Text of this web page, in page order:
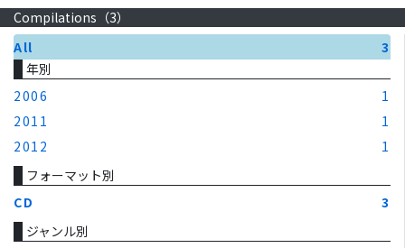
Compilations（3）
All
3
年別
2006
1
2011
1
2012
1
フォーマット別
CD
3
ジャンル別